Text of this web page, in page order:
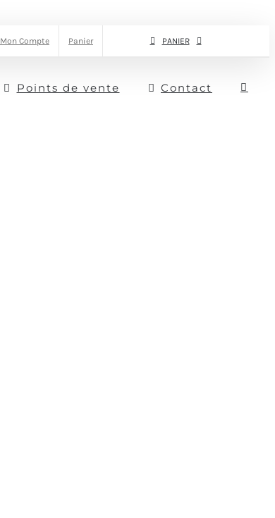
Mon Compte Panier PANIER
Points de vente Contact